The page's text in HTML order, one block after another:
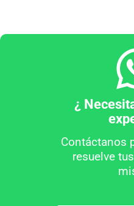
¿
Contáctanos
resuelve